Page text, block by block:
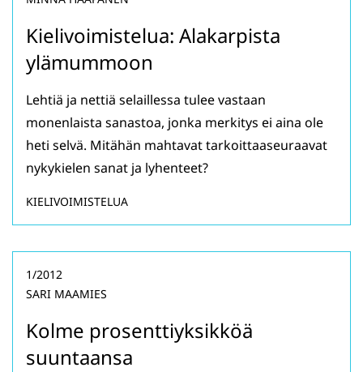
Kielivoimistelua: Alakarpista
ylämummoon
Lehtiä ja nettiä selaillessa tulee vastaan
monenlaista sanastoa, jonka merkitys ei aina ole
heti selvä. Mitähän mahtavat tarkoittaaseuraavat
nykykielen sanat ja lyhenteet?
KIELIVOIMISTELUA
Kolme prosenttiyksikköä
suuntaansa
1/2012
SARI MAAMIES